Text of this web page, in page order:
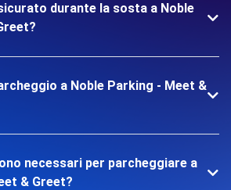
durante la sosta a Noble
a Noble Parking - Meet &
necessari per parcheggiare a
& Greet?